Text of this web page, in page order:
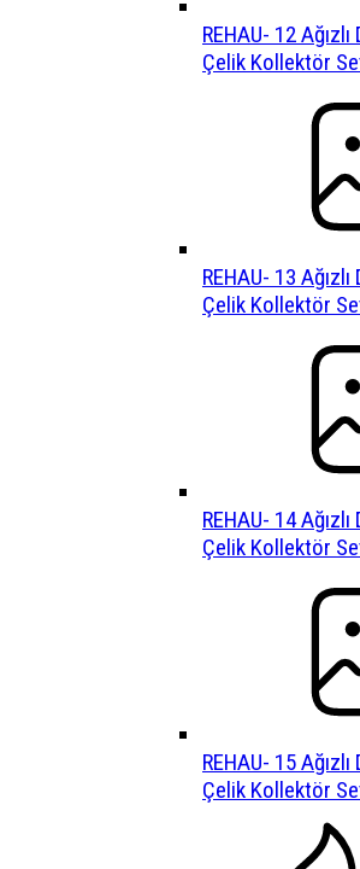
REHAU- 12
Çelik Kollektör
REHAU- 13
Çelik Kollektör
REHAU- 14
Çelik Kollektör
REHAU- 15
Çelik Kollektör